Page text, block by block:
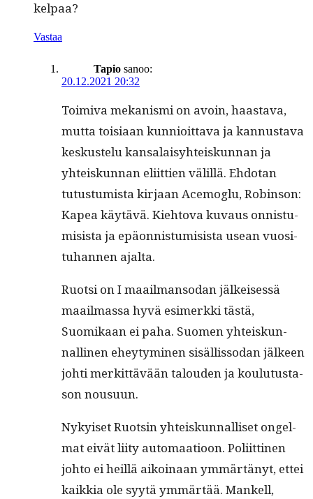
kelpaa?
Vastaa
Tapio sanoo:
20.12.2021 20:32
Toimi­va mekanis­mi on avoin, haas­ta­va,
mut­ta toisi­aan kun­nioit­ta­va ja kan­nus­ta­va
keskustelu kansalaisy­hteiskun­nan ja
yhteiskun­nan eli­it­tien välil­lä. Ehdotan
tutus­tu­mista kir­jaan Ace­moglu, Robin­son:
Kapea käytävä. Kiehto­va kuvaus onnis­tu­
mi­sista ja epäon­nis­tu­mi­sista use­an vuosi­
tuhan­nen ajalta.
Ruot­si on I maail­man­so­dan jälkeisessä
maail­mas­sa hyvä esimerk­ki tästä,
Suomikaan ei paha. Suomen yhteiskun­
nalli­nen ehey­tymi­nen sisäl­lis­so­dan jäl­keen
johti merkit­tävään talouden ja koulu­tus­ta­
son nousuun.
Nykyiset Ruotsin yhteiskun­nal­liset ongel­
mat eivät liity automaa­tioon. Poli­it­ti­nen
johto ei heil­lä aikoinaan ymmärtänyt, ettei
kaikkia ole syytä ymmärtää. Mankell,